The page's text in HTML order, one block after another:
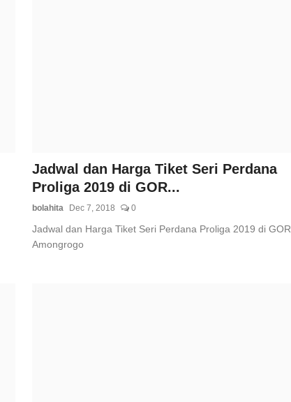
Jadwal dan Harga Tiket Seri Perdana
Proliga 2019 di GOR...
bolahita Dec 7, 2018 0
Jadwal dan Harga Tiket Seri Perdana Proliga 2019 di GOR
Amongrogo